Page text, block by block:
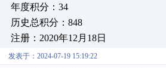
年度积分：34
历史总积分：848
注册：2020年12月18日
发表于：2024-07-19 15:19:22